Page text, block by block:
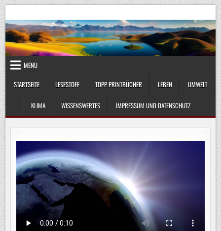
Skip
to
content
UmweltKlima.com
MENU
STARTSEITE
LESESTOFF TOPP PRINTBÜCHER LEBEN UMWELT
KLIMA WISSENSWERTES IMPRESSUM UND DATENSCHUTZ